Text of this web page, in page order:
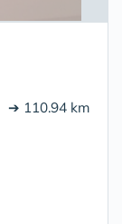
➔ 110.94 km